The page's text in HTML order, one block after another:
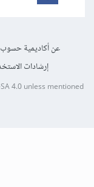
عن أكاديمية حسوب
إرشادات
4.0unless mentioned